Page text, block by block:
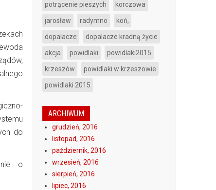
do
o
potrącenie pieszych korczowa
jarosław radymno koń,
dopalacze dopalacze kradną życie
akcja powidlaki powidlaki2015
krzeszów powidlaki w krzeszowie
powidlaki 2015
ARCHIWUM
grudzień, 2016
listopad, 2016
październik, 2016
wrzesień, 2016
sierpień, 2016
lipiec, 2016